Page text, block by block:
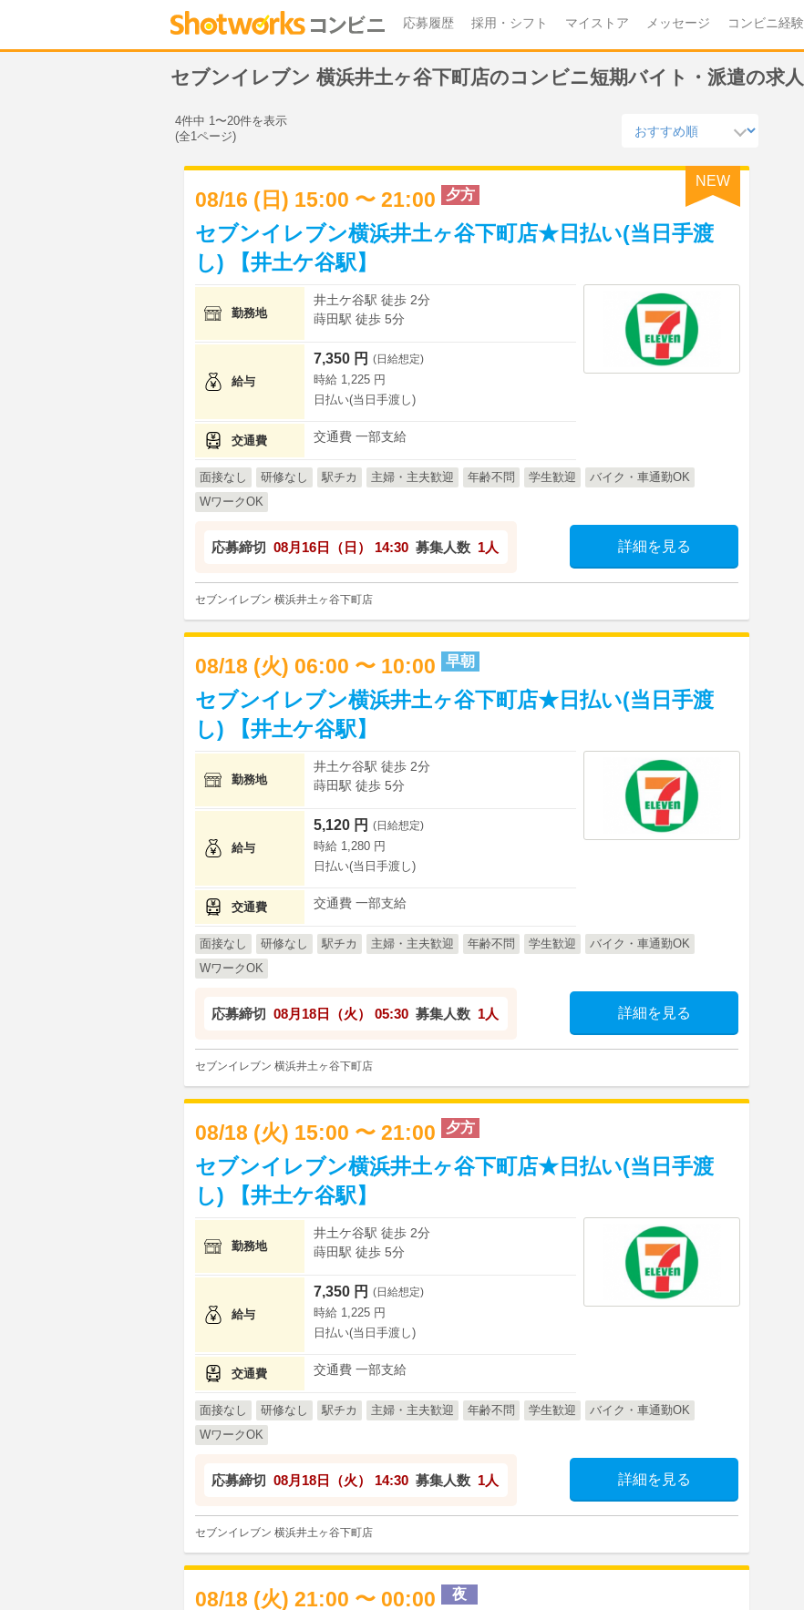
応募履歴 採用・シフト マイストア メッセージ コンビニ経験
セブンイレブン 横浜井土ヶ谷下町店のコンビニ短期バイト・派遣の求人
4件中 1〜20件を表示
(全1ページ)
NEW
08/16 (日) 15:00 〜 21:00 夕方
セブンイレブン横浜井土ヶ谷下町店★日払い(当日手渡
し) 【井土ケ谷駅】
勤務地
井土ケ谷駅 徒歩 2分
蒔田駅 徒歩 5分
給与
7,350 円 (日給想定)
時給 1,225 円
日払い(当日手渡し)
交通費 交通費 一部支給
面接なし 研修なし 駅チカ 主婦・主夫歓迎 年齢不問 学生歓迎
バイク・車通勤OK
WワークOK
応募締切 08月16日（日） 14:30 募集人数 1人 詳細を見る
セブンイレブン 横浜井土ヶ谷下町店
08/18 (火) 06:00 〜 10:00 早朝
セブンイレブン横浜井土ヶ谷下町店★日払い(当日手渡
し) 【井土ケ谷駅】
勤務地
井土ケ谷駅 徒歩 2分
蒔田駅 徒歩 5分
給与
5,120 円 (日給想定)
時給 1,280 円
日払い(当日手渡し)
交通費 交通費 一部支給
面接なし 研修なし 駅チカ 主婦・主夫歓迎 年齢不問 学生歓迎
バイク・車通勤OK
WワークOK
応募締切 08月18日（火） 05:30 募集人数 1人 詳細を見る
セブンイレブン 横浜井土ヶ谷下町店
08/18 (火) 15:00 〜 21:00 夕方
セブンイレブン横浜井土ヶ谷下町店★日払い(当日手渡
し) 【井土ケ谷駅】
勤務地
井土ケ谷駅 徒歩 2分
蒔田駅 徒歩 5分
給与
7,350 円 (日給想定)
時給 1,225 円
日払い(当日手渡し)
交通費 交通費 一部支給
面接なし 研修なし 駅チカ 主婦・主夫歓迎 年齢不問 学生歓迎
バイク・車通勤OK
WワークOK
応募締切 08月18日（火） 14:30 募集人数 1人 詳細を見る
セブンイレブン 横浜井土ヶ谷下町店
08/18 (火) 21:00 〜 00:00 夜